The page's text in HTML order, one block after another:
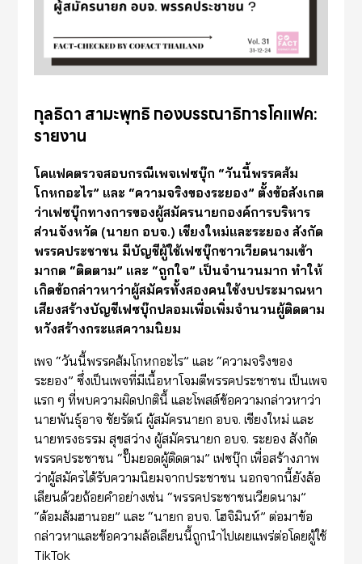
กุลธิดา สามะพุทธิ กองบรรณาธิการโคแฟค:
รายงาน
โคแฟคตรวจสอบกรณีเพจเฟซบุ๊ก “วันนี้พรรคส้ม
โกหกอะไร” และ “ความจริงของระยอง” ตั้งข้อสังเกต
ว่าเฟซบุ๊กทางการของผู้สมัครนายกองค์การบริหาร
ส่วนจังหวัด (นายก อบจ.) เชียงใหม่และระยอง สังกัด
พรรคประชาชน มีบัญชีผู้ใช้เฟซบุ๊กชาวเวียดนามเข้า
มากด “ติดตาม” และ “ถูกใจ” เป็นจำนวนมาก ทำให้
เกิดข้อกล่าวหาว่าผู้สมัครทั้งสองคนใช้งบประมาณหา
เสียงสร้างบัญชีเฟซบุ๊กปลอมเพื่อเพิ่มจำนวนผู้ติดตาม
หวังสร้างกระแสความนิยม
เพจ “วันนี้พรรคส้มโกหกอะไร” และ “ความจริงของ
ระยอง” ซึ่งเป็นเพจที่มีเนื้อหาโจมตีพรรคประชาชน เป็นเพจ
แรก ๆ ที่พบความผิดปกตินี้ และโพสต์ข้อความกล่าวหาว่า
นายพันธุ์อาจ ชัยรัตน์ ผู้สมัครนายก อบจ. เชียงใหม่ และ
นายทรงธรรม สุขสว่าง ผู้สมัครนายก อบจ. ระยอง สังกัด
พรรคประชาชน “ปั๊มยอดผู้ติดตาม” เฟซบุ๊ก เพื่อสร้างภาพ
ว่าผู้สมัครได้รับความนิยมจากประชาชน นอกจากนี้ยังล้อ
เลียนด้วยถ้อยคำอย่างเช่น “พรรคประชาชนเวียดนาม”
“ด้อมส้มฮานอย” และ “นายก อบจ. โฮจิมินห์” ต่อมาข้อ
กล่าวหาและข้อความล้อเลียนนี้ถูกนำไปเผยแพร่ต่อโดยผู้ใช้
TikTok